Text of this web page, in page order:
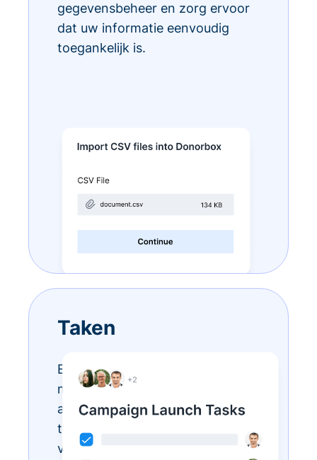
gegevensbeheer en zorg ervoor
dat uw informatie eenvoudig
toegankelijk is.
Taken
Eindeloze to-do-lijstjes? Doe ze –
met Donorbox Tasks. Nu kunt u
al uw dagelijkse administratieve
taken organiseren, prioriteren en
vereenvoudigen, allemaal binnen